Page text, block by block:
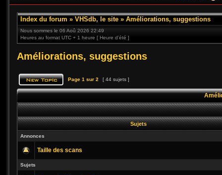
Index du forum » VHSdb, le site » Améliorations, suggestions
Nous sommes le 06 Aoû 2026 22:49
Heures au format UTC + 1 heure [ Heure d’été ]
Améliorations, suggestions
Page 1 sur 2 [ 44 sujets ]
Sujets
Annonces
Taille des scans
Sujets